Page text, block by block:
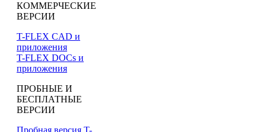
КОММЕРЧЕСКИЕ
ВЕРСИИ
T-FLEX CAD и
приложения
T-FLEX DOCs и
приложения
ПРОБНЫЕ И
БЕСПЛАТНЫЕ
ВЕРСИИ
Пробная версия T-